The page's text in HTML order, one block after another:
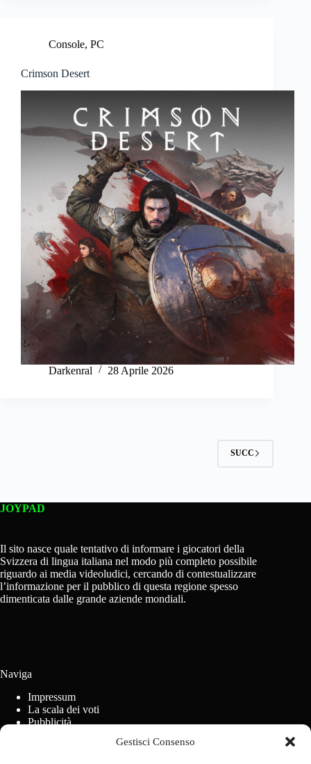
Gestisci Consenso
Console, PC
Crimson Desert
Darkenral 28 Aprile 2026
SUCC
JOYPAD
Il sito nasce quale tentativo di informare i giocatori della
Svizzera di lingua italiana nel modo più completo possibile
riguardo ai media videoludici, cercando di contestualizzare
l’informazione per il pubblico di questa regione spesso
dimenticata dalle grande aziende mondiali.
Naviga
Impressum
La scala dei voti
Pubblicità